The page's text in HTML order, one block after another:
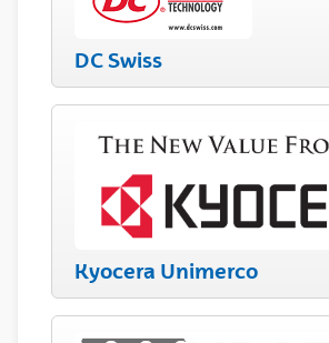
DC Swiss
Kyocera Unimerco